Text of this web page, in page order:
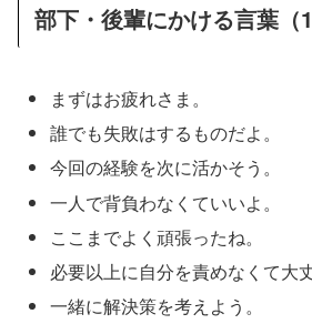
部下・後輩にかける言葉（
まずはお疲れさま。
誰でも失敗はするものだよ。
今回の経験を次に活かそう。
一人で背負わなくていいよ。
ここまでよく頑張ったね。
必要以上に自分を責めなくて大丈
一緒に解決策を考えよう。